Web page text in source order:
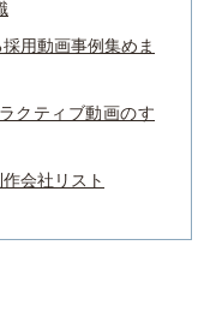
用動画事例集めま
クティブ動画のす
会社リスト